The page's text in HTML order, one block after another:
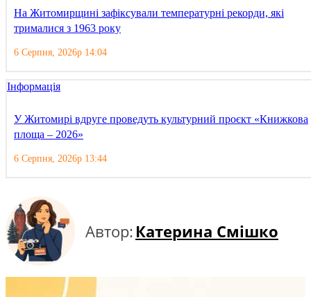
На Житомирщині зафіксували температурні рекорди, які
трималися з 1963 року
6 Серпня, 2026р 14:04
Інформація
У Житомирі вдруге проведуть культурний проєкт «Книжкова
площа – 2026»
6 Серпня, 2026р 13:44
Автор: Катерина Смішко